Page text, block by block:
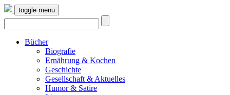
toggle menu
Bücher
Biografie
Ernährung & Kochen
Geschichte
Gesellschaft & Aktuelles
Humor & Satire